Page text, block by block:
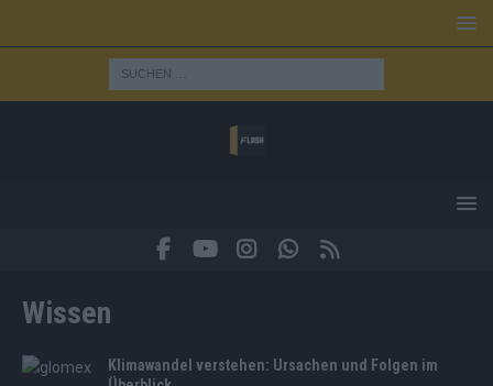
Wissen
Klimawandel verstehen: Ursachen und Folgen im